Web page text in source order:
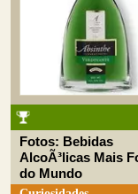
Fotos: Bebidas
AlcoÃ³licas Mais
do Mundo